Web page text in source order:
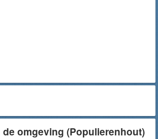
omgeving (Populierenhout)